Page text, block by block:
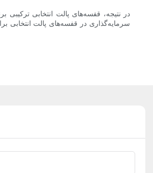
در نتیجه، قفسه‌های پالت انتخابی
سرمایه‌گذاری در قفسه‌های پالت انتخابی